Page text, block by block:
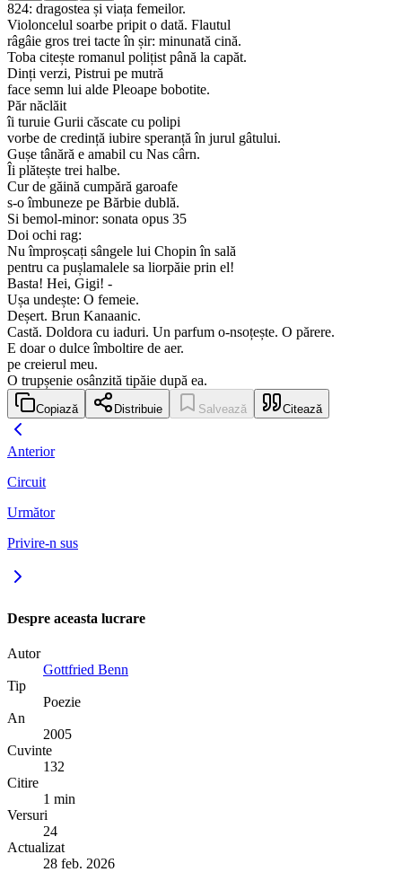
824: dragostea și viața femeilor.
Violoncelul soarbe pripit o dată. Flautul
râgâie gros trei tacte în șir: minunată cină.
Toba citește romanul polițist până la capăt.
Dinți verzi, Pistrui pe mutră
face semn lui alde Pleoape bobotite.
Păr năclăit
îi turuie Gurii căscate cu polipi
vorbe de credință iubire speranță în jurul gâtului.
Gușe tânără e amabil cu Nas cârn.
Îi plătește trei halbe.
Cur de găină cumpără garoafe
s-o îmbuneze pe Bărbie dublă.
Si bemol-minor: sonata opus 35
Doi ochi rag:
Nu împroșcați sângele lui Chopin în sală
pentru ca pușlamalele sa liorpăie prin el!
Basta! Hei, Gigi! -
Ușa undește: O femeie.
Deșert. Brun Kanaanic.
Castă. Doldora cu iaduri. Un parfum o-nsoțește. O părere.
E doar o dulce îmboltire de aer.
pe creierul meu.
O trupșenie osânzită tipăie după ea.
Copiază Distribuie Salvează Citează
Anterior
Circuit
Următor
Privire-n sus
Despre aceasta lucrare
Autor
Gottfried Benn
Tip
Poezie
An
2005
Cuvinte
132
Citire
1 min
Versuri
24
Actualizat
28 feb. 2026